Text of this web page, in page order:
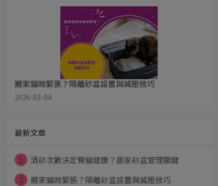
搬家貓咪緊張？隔離砂盆設置與減壓技巧
2026-03-04
最新文章
1
清砂次數決定腎貓健康？居家砂盆管理關鍵
2
搬家貓咪緊張？隔離砂盆設置與減壓技巧